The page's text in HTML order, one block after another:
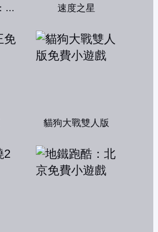
寵物連連看3.1：共享版 速度之星
貓狗大戰雙人版